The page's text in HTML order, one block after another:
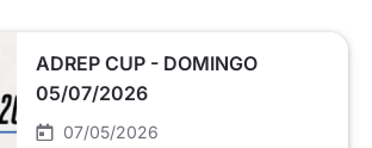
ADREP CUP - DOMINGO
05/07/2026
07/05/2026